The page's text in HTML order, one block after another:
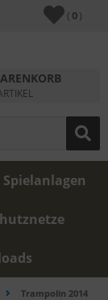
( 0)
Spielanlagen
Trampolin 2014